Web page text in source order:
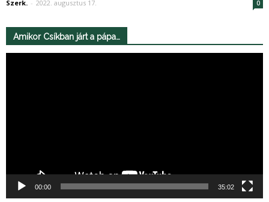
Szerk. - 2022. augusztus 17. 0
Amikor Csíkban járt a pápa…
00:00 35:02